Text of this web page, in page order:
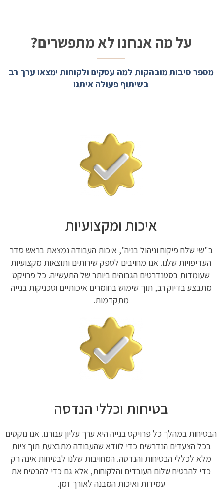
על מה אנחנו לא מתפשרים?
מספר סיבות מובהקות למה עסקים ולקוחות ימצאו ערך רב
בשיתוף פעולה איתנו
איכות ומקצועיות
ב"שי שלח פיקוח וניהול בניה", איכות העבודה נמצאת בראש סדר
העדיפויות שלנו. אנו מחויבים לספק שירותים ותוצאות מקצועיות
שעומדות בסטנדרטים הגבוהים ביותר של התעשייה. כל פרויקט
מתבצע בדיוק רב, תוך שימוש בחומרים איכותיים וטכניקות בנייה
מתקדמות.
בטיחות וכללי הנדסה
הבטיחות במהלך כל פרויקט בנייה היא ערך עליון עבורנו. אנו נוקטים
בכל הצעדים הנדרשים כדי לוודא שהעבודה מתבצעת תוך ציות
מלא לכללי הבטיחות והנדסה. המחויבות שלנו לבטיחות אינה רק
כדי להבטיח שלום העובדים והלקוחות, אלא גם כדי להבטיח את
עמידות ואיכות המבנה לאורך זמן.